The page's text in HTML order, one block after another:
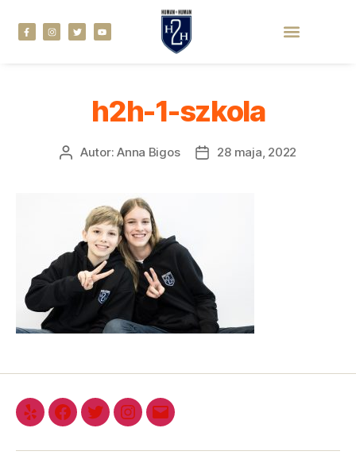
h2h-1-szkola
Autor:Anna Bigos 28 maja, 2022